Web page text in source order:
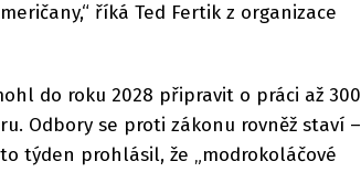
říká Ted Fertik z organizace
do roku 2028 připravit o práci až 300
Odbory se proti zákonu rovněž staví –
týden prohlásil, že „modrokoláčové